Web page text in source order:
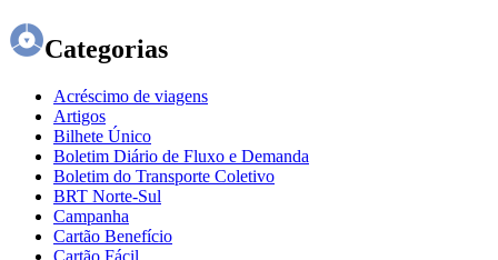
Categorias
Acréscimo de viagens
Artigos
Bilhete Único
Boletim Diário de Fluxo e Demanda
Boletim do Transporte Coletivo
BRT Norte-Sul
Campanha
Cartão Benefício
Cartão Fácil